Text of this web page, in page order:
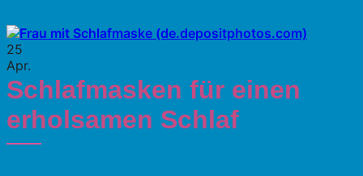
25
Apr.
Schlafmasken für einen
erholsamen Schlaf